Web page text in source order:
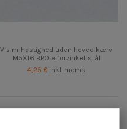
Vis m-hastighed uden hoved kærv
M5X16 BPO elforzinket stål
4,25 € inkl. moms